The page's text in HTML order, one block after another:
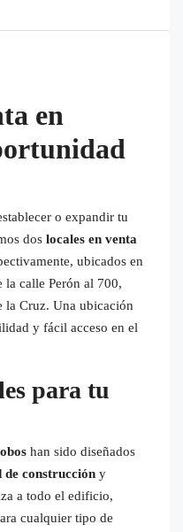
en
o expandir tu
dos locales en venta
ubicados en
calle Perón al 700,
la Cruz. Una ubicación
y fácil acceso en el
para tu
han sido diseñados
de construcción y
a todo el edificio,
cualquier tipo de